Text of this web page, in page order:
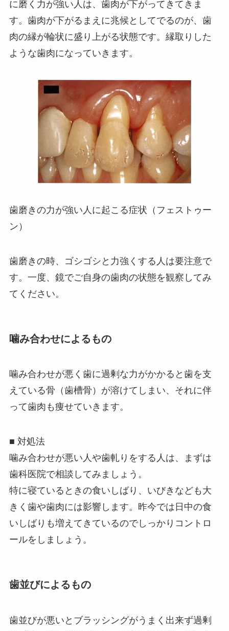
に磨く力が強い人は、歯肉が下がってきてきま
す。歯肉が下がるまえに兆候としてでるのが、歯
肉の縁が輪状に盛り上がる状態です。縁取りした
ような歯肉になっていきます。
歯磨きの力が強い人に起こる症状（フェストゥー
ン）
歯磨きの時、ゴシゴシと力強くする人は要注意で
す。一度、鏡でご自身の歯肉の状態を観察してみ
てください。
噛み合わせによるもの
噛み合わせが悪く歯に過剰な力がかかると歯を支
えている骨（歯槽骨）が溶けてしまい、それに伴
って歯肉も痩せていきます。
■ 対処法
噛み合わせが悪い人や歯軋りをする人は、まずは
歯科医院で相談してみましょう。
特に寝ているときの食いしばり、いびきなども大
きく歯や歯肉には影響します。昨今では日中の食
いしばりも増えてきているのでしっかりコントロ
ールをしましょう。
歯並びによるもの
歯並びが悪いとブラッシングがうまく出来ず過剰